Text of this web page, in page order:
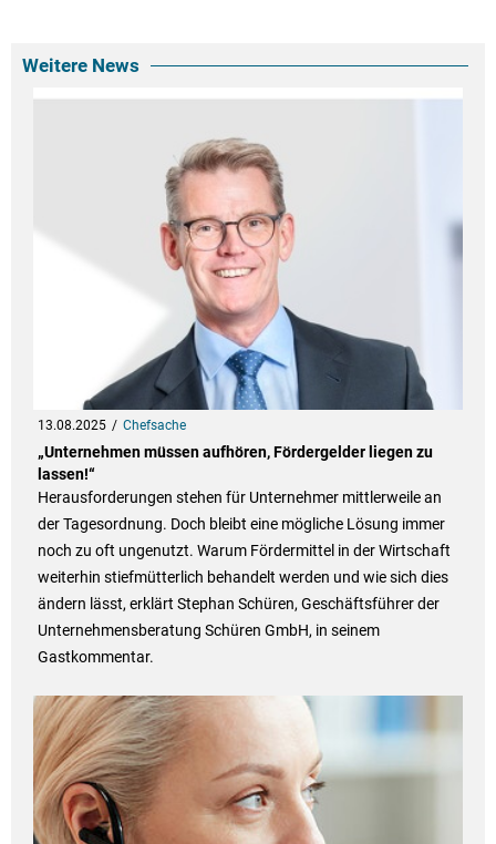
Weitere News
13.08.2025 Chefsache
„Unternehmen müssen aufhören, Fördergelder liegen zu
lassen!“
Herausforderungen stehen für Unternehmer mittlerweile an
der Tagesordnung. Doch bleibt eine mögliche Lösung immer
noch zu oft ungenutzt. Warum Fördermittel in der Wirtschaft
weiterhin stiefmütterlich behandelt werden und wie sich dies
ändern lässt, erklärt Stephan Schüren, Geschäftsführer der
Unternehmensberatung Schüren GmbH, in seinem
Gastkommentar.